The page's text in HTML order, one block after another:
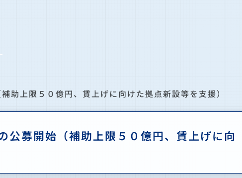
助上限５０億円、賃上げに向けた拠点新設等を支援）
公募開始（補助上限５０億円、賃上げに向